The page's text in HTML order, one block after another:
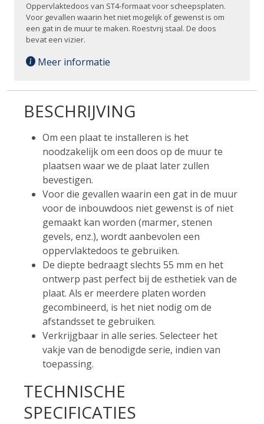
Oppervlaktedoos van ST4-formaat voor scheepsplaten.
Voor gevallen waarin het niet mogelijk of gewenst is om
een gat in de muur te maken. Roestvrij staal. De doos
bevat een vizier.
Meer informatie
BESCHRIJVING
Om een plaat te installeren is het
noodzakelijk om een doos op de muur te
plaatsen waar we de plaat later zullen
bevestigen.
Voor die gevallen waarin een gat in de muur
voor de inbouwdoos niet gewenst is of niet
gemaakt kan worden (marmer, stenen
gevels, enz.), wordt aanbevolen een
oppervlaktedoos te gebruiken.
De diepte bedraagt slechts 55 mm en het
ontwerp past perfect bij de esthetiek van de
plaat. Als er meerdere platen worden
gecombineerd, is het niet nodig om de
afstandsset te gebruiken.
Verkrijgbaar in alle series. Selecteer het
vakje van de benodigde serie, indien van
toepassing.
TECHNISCHE
SPECIFICATIES